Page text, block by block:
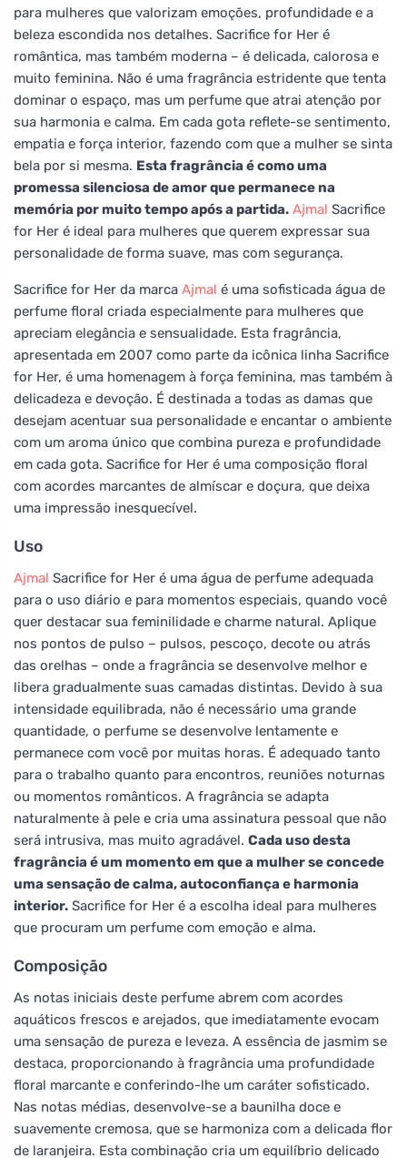
para mulheres que valorizam emoções, profundidade e a
beleza escondida nos detalhes. Sacrifice for Her é
romântica, mas também moderna – é delicada, calorosa e
muito feminina. Não é uma fragrância estridente que tenta
dominar o espaço, mas um perfume que atrai atenção por
sua harmonia e calma. Em cada gota reflete-se sentimento,
empatia e força interior, fazendo com que a mulher se sinta
bela por si mesma. Esta fragrância é como uma
promessa silenciosa de amor que permanece na
memória por muito tempo após a partida. Ajmal Sacrifice
for Her é ideal para mulheres que querem expressar sua
personalidade de forma suave, mas com segurança.
Sacrifice for Her da marca Ajmal é uma sofisticada água de
perfume floral criada especialmente para mulheres que
apreciam elegância e sensualidade. Esta fragrância,
apresentada em 2007 como parte da icônica linha Sacrifice
for Her, é uma homenagem à força feminina, mas também à
delicadeza e devoção. É destinada a todas as damas que
desejam acentuar sua personalidade e encantar o ambiente
com um aroma único que combina pureza e profundidade
em cada gota. Sacrifice for Her é uma composição floral
com acordes marcantes de almíscar e doçura, que deixa
uma impressão inesquecível.
Uso
Ajmal Sacrifice for Her é uma água de perfume adequada
para o uso diário e para momentos especiais, quando você
quer destacar sua feminilidade e charme natural. Aplique
nos pontos de pulso – pulsos, pescoço, decote ou atrás
das orelhas – onde a fragrância se desenvolve melhor e
libera gradualmente suas camadas distintas. Devido à sua
intensidade equilibrada, não é necessário uma grande
quantidade, o perfume se desenvolve lentamente e
permanece com você por muitas horas. É adequado tanto
para o trabalho quanto para encontros, reuniões noturnas
ou momentos românticos. A fragrância se adapta
naturalmente à pele e cria uma assinatura pessoal que não
será intrusiva, mas muito agradável. Cada uso desta
fragrância é um momento em que a mulher se concede
uma sensação de calma, autoconfiança e harmonia
interior. Sacrifice for Her é a escolha ideal para mulheres
que procuram um perfume com emoção e alma.
Composição
As notas iniciais deste perfume abrem com acordes
aquáticos frescos e arejados, que imediatamente evocam
uma sensação de pureza e leveza. A essência de jasmim se
destaca, proporcionando à fragrância uma profundidade
floral marcante e conferindo-lhe um caráter sofisticado.
Nas notas médias, desenvolve-se a baunilha doce e
suavemente cremosa, que se harmoniza com a delicada flor
de laranjeira. Esta combinação cria um equilíbrio delicado